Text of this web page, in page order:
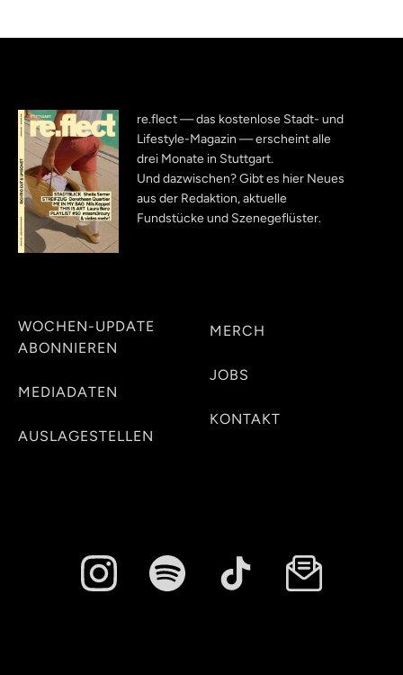
re.flect — das kostenlose Stadt- und
Lifestyle-Magazin — erscheint alle
drei Monate in Stuttgart.
Und dazwischen? Gibt es hier Neues
aus der Redaktion, aktuelle
Fundstücke und Szenegeflüster.
WOCHEN-UPDATE
ABONNIEREN
MEDIADATEN
AUSLAGESTELLEN
MERCH
JOBS
KONTAKT